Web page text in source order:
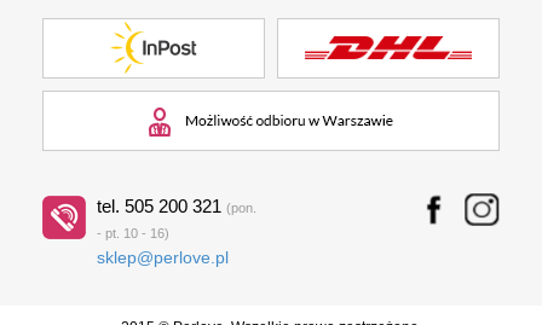
tel. 505 200 321 (pon.
- pt. 10 - 16)
sklep@perlove.pl